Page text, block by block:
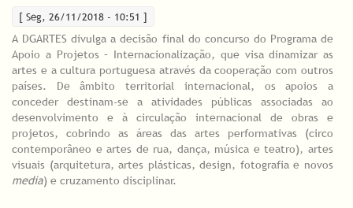
[ Seg, 26/11/2018 - 10:51 ]
A DGARTES divulga a decisão final do concurso do Programa de
Apoio a Projetos – Internacionalização, que visa dinamizar as
artes e a cultura portuguesa através da cooperação com outros
países. De âmbito territorial internacional, os apoios a
conceder destinam-se a atividades públicas associadas ao
desenvolvimento e à circulação internacional de obras e
projetos, cobrindo as áreas das artes performativas (circo
contemporâneo e artes de rua, dança, música e teatro), artes
visuais (arquitetura, artes plásticas, design, fotografia e novos
media) e cruzamento disciplinar.